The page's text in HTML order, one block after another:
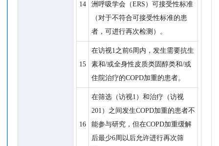
14
洲呼吸学会（ERS）可接受性标准
（对于不符合可接受性标准的患
者，可进行再次检测）。
15
在访视1之前6周内，发生需要抗生
素和/或全身性皮质类固醇类和/或
住院治疗的COPD加重的患者。
16
在筛选（访视1）和治疗（访视
201）之间发生COPD加重的患者不
能参与研究，但在COPD加重缓解
后最少6周以后允许进行再次筛